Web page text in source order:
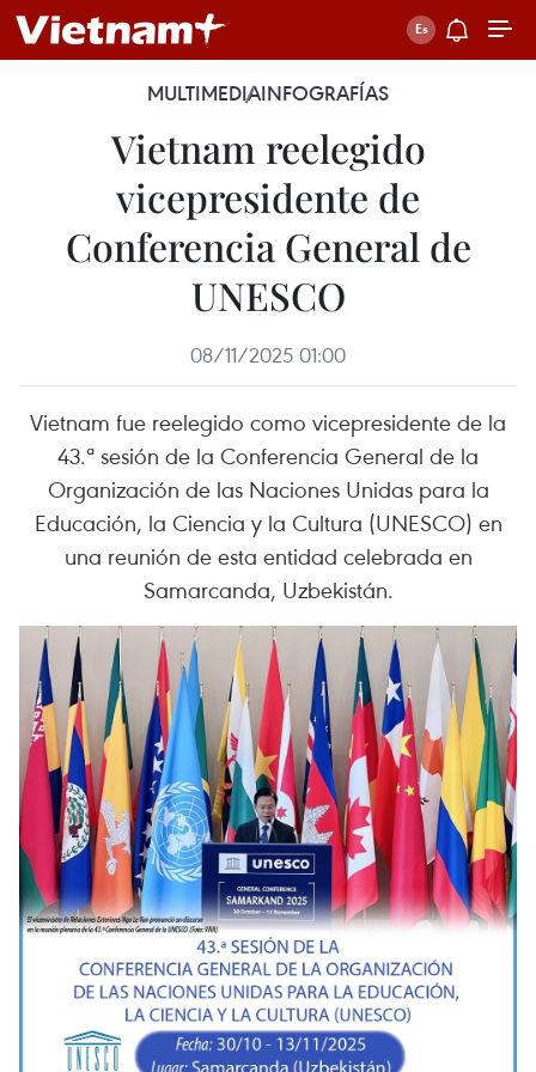
MULTIMEDIAINFOGRAFÍAS
Vietnam reelegido
vicepresidente de
Conferencia General de
UNESCO
08/11/2025 01:00
Vietnam fue reelegido como vicepresidente de la
43.ª sesión de la Conferencia General de la
Organización de las Naciones Unidas para la
Educación, la Ciencia y la Cultura (UNESCO) en
una reunión de esta entidad celebrada en
Samarcanda, Uzbekistán.